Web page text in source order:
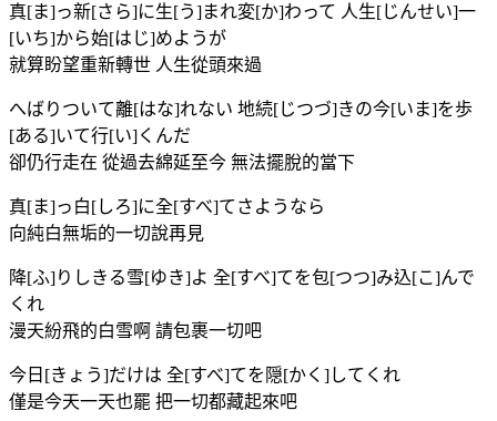
真[ま]っ新[さら]に生[う]まれ変[か]わって 人生[じんせい]一
[いち]から始[はじ]めようが
就算盼望重新轉世 人生從頭來過
へばりついて離[はな]れない 地続[じつづ]きの今[いま]を歩
[ある]いて行[い]くんだ
卻仍行走在 從過去綿延至今 無法擺脫的當下
真[ま]っ白[しろ]に全[すべ]てさようなら
向純白無垢的一切說再見
降[ふ]りしきる雪[ゆき]よ 全[すべ]てを包[つつ]み込[こ]んで
くれ
漫天紛飛的白雪啊 請包裹一切吧
今日[きょう]だけは 全[すべ]てを隠[かく]してくれ
僅是今天一天也罷 把一切都藏起來吧